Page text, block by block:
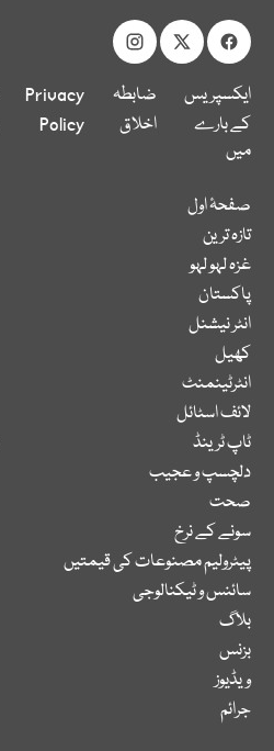
ایکسپریس
کے بارے
میں
ضابطہ
اخلاق
Privacy
Policy
صفحۂ اول
تازہ ترین
غزہ لہو لہو
پاکستان
انٹر نیشنل
کھیل
انٹرٹینمنٹ
لائف اسٹائل
ٹاپ ٹرینڈ
دلچسپ و عجیب
صحت
سونے کے نرخ
پیٹرولیم مصنوعات کی قیمتیں
سائنس و ٹیکنالوجی
بلاگ
بزنس
ویڈیوز
جرائم